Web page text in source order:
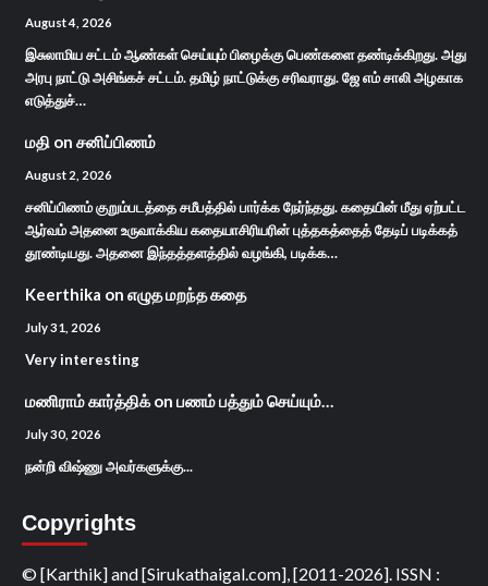
August 4, 2026
இசுலாமிய சட்டம் ஆண்கள் செய்யும் பிழைக்கு பெண்களை தண்டிக்கிறது. அது
அரபு நாட்டு அசிங்கச் சட்டம். தமிழ் நாட்டுக்கு சரிவராது. ஜே எம் சாலி அழகாக
எடுத்துச்…
மதி on சனிப்பிணம்
August 2, 2026
சனிப்பிணம் குறும்படத்தை சமீபத்தில் பார்க்க நேர்ந்தது. கதையின் மீது ஏற்பட்ட
ஆர்வம் அதனை உருவாக்கிய கதையாசிரியரின் புத்தகத்தைத் தேடிப் படிக்கத்
தூண்டியது. அதனை இந்தத்தளத்தில் வழங்கி, படிக்க…
Keerthika on எழுத மறந்த கதை
July 31, 2026
Very interesting
மணிராம் கார்த்திக்on பணம் பத்தும் செய்யும்…
July 30, 2026
நன்றி விஷ்ணு அவர்களுக்கு...
Copyrights
© [Karthik] and [Sirukathaigal.com], [2011-2026]. ISSN :